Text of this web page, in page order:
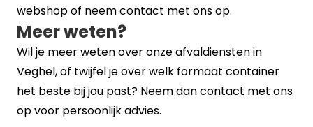
webshopof neem contact met ons op.
Meer weten?
Wil je meer weten over onze afvaldiensten in
Veghel, of twijfel je over welk formaat container
het beste bij jou past? Neem dancontact met ons
op voor persoonlijk advies.